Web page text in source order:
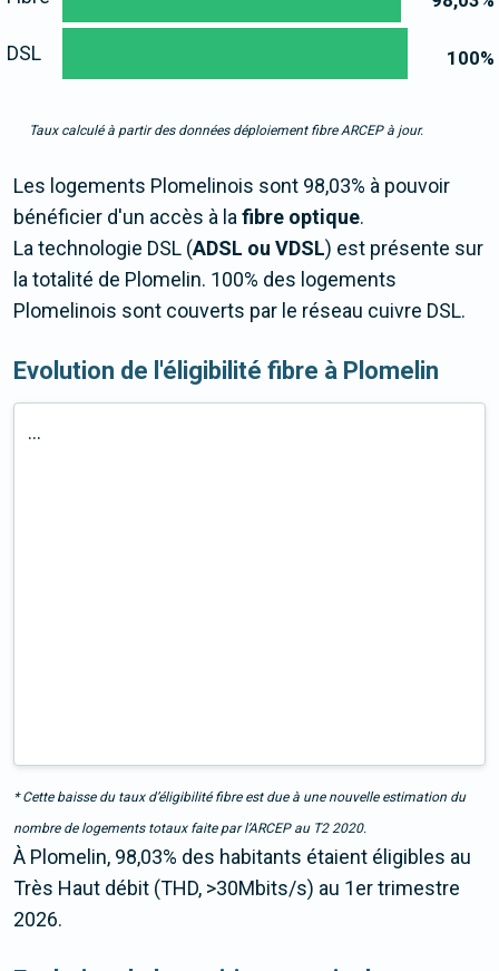
100%
DSL
Taux calculé à partir des données déploiement fibre ARCEP à jour.
Les logements Plomelinois sont 98,03% à pouvoir
bénéficier d'un accès à lafibre optique.
La technologie DSL (ADSL ou VDSL) est présente sur
la totalité de Plomelin. 100% des logements
Plomelinois sont couverts par le réseau cuivre DSL.
Evolution de l'éligibilité fibre à Plomelin
...
* Cette baisse du taux d’éligibilité fibre est due à une nouvelle estimation du
nombre de logements totaux faite par l’ARCEP au T2 2020.
À Plomelin, 98,03% des habitants étaient éligibles au
Très Haut débit (THD, >30Mbits/s) au 1er trimestre
2026.